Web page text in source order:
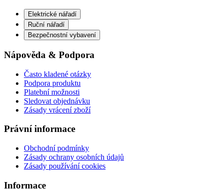
Elektrické nářadí
Ruční nářadí
Bezpečnostní vybavení
Nápověda & Podpora
Často kladené otázky
Podpora produktu
Platební možnosti
Sledovat objednávku
Zásady vrácení zboží
Právní informace
Obchodní podmínky
Zásady ochrany osobních údajů
Zásady používání cookies
Informace